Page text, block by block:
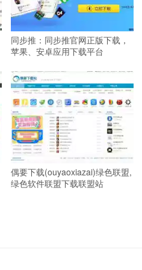
同步推：同步推官网正版下载，
苹果、安卓应用下载平台
偶要下载(ouyaoxiazai)绿色联盟,
绿色软件联盟下载联盟站